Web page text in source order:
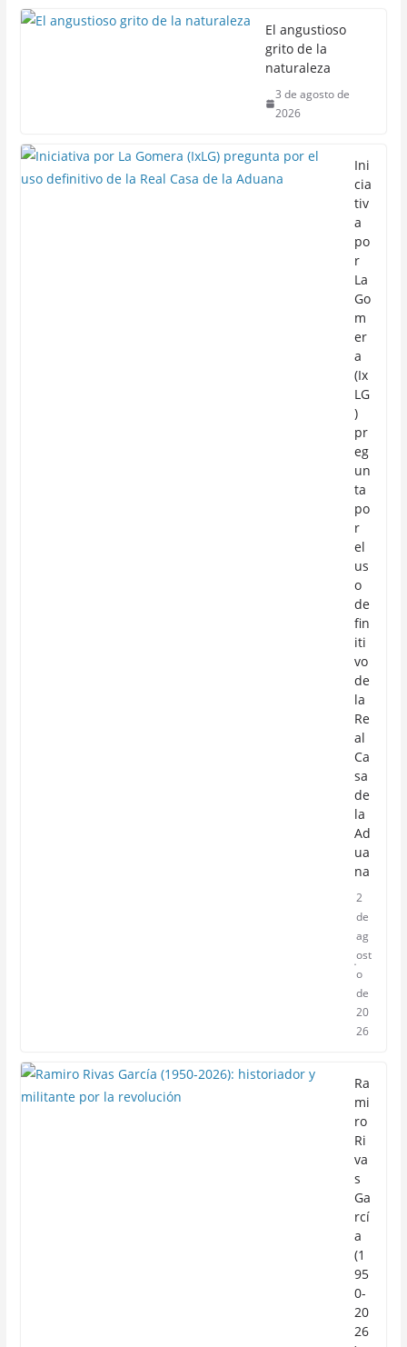
El angustioso
grito de la
naturaleza
3 de agosto de
2026
Ini
cia
tiv
a
po
r
La
Go
m
er
a
(Ix
LG
)
pr
eg
un
ta
po
r
el
us
o
de
fin
iti
vo
de
la
Re
al
Ca
sa
de
la
Ad
ua
na
2
de
ag
ost
o
de
20
26
Ra
mi
ro
Ri
va
s
Ga
rcí
a
(1
95
0-
20
26